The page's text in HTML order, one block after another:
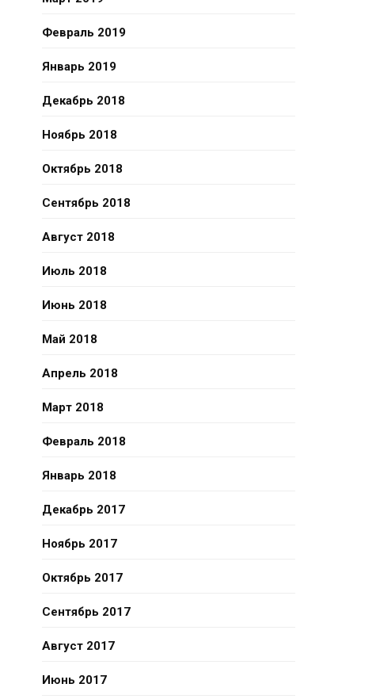
Февраль 2019
Январь 2019
Декабрь 2018
Ноябрь 2018
Октябрь 2018
Сентябрь 2018
Август 2018
Июль 2018
Июнь 2018
Май 2018
Апрель 2018
Март 2018
Февраль 2018
Январь 2018
Декабрь 2017
Ноябрь 2017
Октябрь 2017
Сентябрь 2017
Август 2017
Июнь 2017